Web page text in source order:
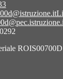
ROIS00700D